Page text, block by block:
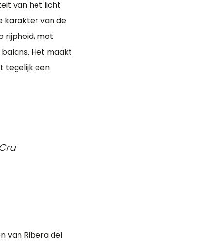
van het licht
karakter van de
rijpheid, met
Het maakt
tegelijk een
van Ribera del